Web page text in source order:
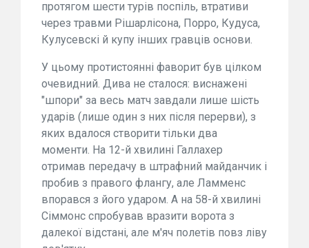
протягом шести турів поспіль, втративи
через травми Рішарлісона, Порро, Кудуса,
Кулусевскі й купу інших гравців основи.
У цьому протистоянні фаворит був цілком
очевидний. Дива не сталося: виснажені
"шпори" за весь матч завдали лише шість
ударів (лише один з них після перерви), з
яких вдалося створити тільки два
моменти. На 12-й хвилині Галлахер
отримав передачу в штрафний майданчик і
пробив з правого флангу, але Ламменс
впорався з його ударом. А на 58-й хвилині
Сіммонс спробував вразити ворота з
далекої відстані, але м'яч полетів повз ліву